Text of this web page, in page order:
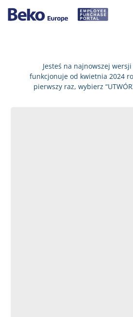
Jesteś na najnowszej
funkcjonuje od kwietnia 2024
pierwszy raz, wybierz